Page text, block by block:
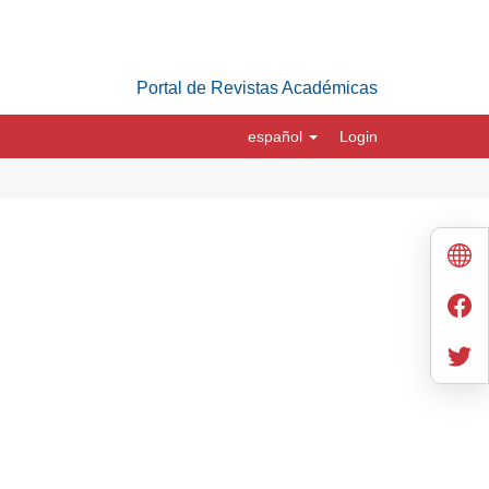
Portal de Revistas Académicas
español Login